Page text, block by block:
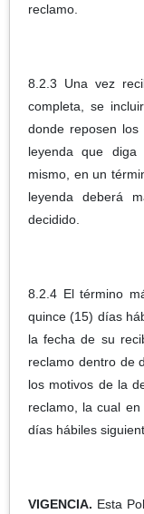
reclamo.
8.2.3 Una vez
completa, se
donde reposen los
leyenda que
mismo, en un
leyenda deberá
decidido.
8.2.4 El término
quince (15) días
la fecha de su
reclamo dentro de
los motivos de la
reclamo, la cual
días hábiles
VIGENCIA. Esta